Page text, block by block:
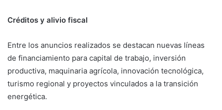
Créditos y alivio fiscal
Entre los anuncios realizados se destacan nuevas líneas
de financiamiento para capital de trabajo, inversión
productiva, maquinaria agrícola, innovación tecnológica,
turismo regional y proyectos vinculados a la transición
energética.